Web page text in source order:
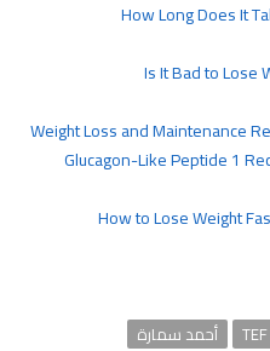
How Long Does It
Is It Bad to Lose
Weight Loss and Maintenance
Glucagon-Like Peptide 1
How to Lose Weight
TEF
أحمد سمارة